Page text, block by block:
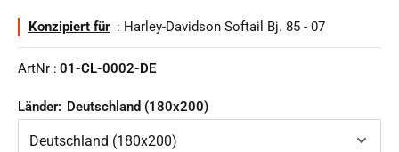
Konzipiert für : Harley-Davidson Softail Bj. 85 - 07
ArtNr : 01-CL-0002-DE
Länder: Deutschland (180x200)